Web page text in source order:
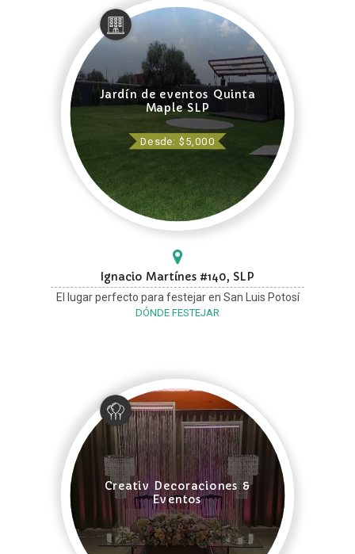
Jardín de eventos Quinta
Maple SLP
Desde: $5,000
Ignacio Martínes #140, SLP
El lugar perfecto para festejar en San Luis Potosí
DÓNDE FESTEJAR
Creativ Decoraciones &
Eventos